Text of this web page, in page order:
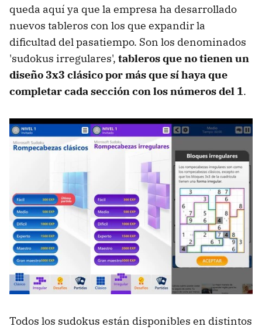
queda aquí ya que la empresa ha desarrollado
nuevos tableros con los que expandir la
dificultad del pasatiempo. Son los denominados
'sudokus irregulares', tableros que no tienen un
diseño 3x3 clásico por más que sí haya que
completar cada sección con los números del 1.
Todos los sudokus están disponibles en distintos